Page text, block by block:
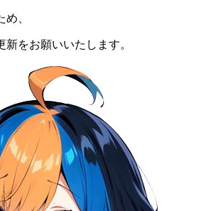
、
をお願いいたします。